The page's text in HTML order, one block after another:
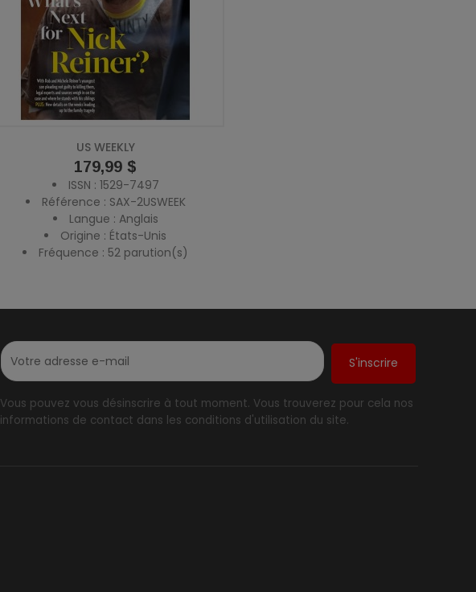
US WEEKLY
Prix
179,99 $
ISSN : 1529-7497
Référence : SAX-2USWEEK
Langue : Anglais
Origine : États-Unis
Fréquence : 52 parution(s)
Vous pouvez vous désinscrire à tout moment. Vous trouverez pour cela nos
informations de contact dans les conditions d'utilisation du site.